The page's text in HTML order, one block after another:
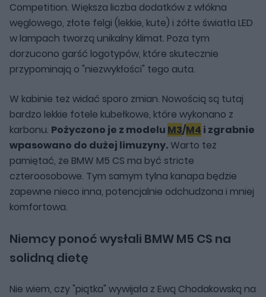
Competition. Większa liczba dodatków z włókna
węglowego, złote felgi (lekkie, kute) i żółte światła LED
w lampach tworzą unikalny klimat. Poza tym
dorzucono garść logotypów, które skutecznie
przypominają o "niezwykłości" tego auta.
W kabinie też widać sporo zmian. Nowością są tutaj
bardzo lekkie fotele kubełkowe, które wykonano z
karbonu. Pożyczono je z modelu M3/M4 i zgrabnie
wpasowano do dużej limuzyny. Warto też
pamiętać, że BMW M5 CS ma być stricte
czteroosobowe. Tym samym tylna kanapa będzie
zapewne nieco inna, potencjalnie odchudzona i mniej
komfortowa.
Niemcy ponoć wysłali BMW M5 CS na
solidną dietę
Nie wiem, czy "piątka" wywijała z Ewą Chodakowską na